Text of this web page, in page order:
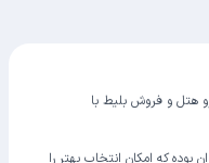
هتل و فروش بلیط با
بوده که امکان انتخاب بهتر را